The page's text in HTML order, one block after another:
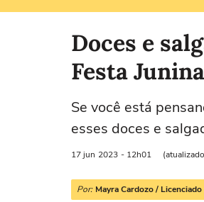
Doces e
Festa Junina
Se você está
esses doces e
17 jun 2023 - 12h01
Por: Mayra Cardozo /